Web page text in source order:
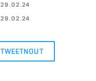
29.02.24
29.02.24
TWEETNOUT